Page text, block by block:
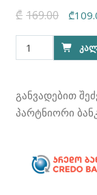
₾ 169.00
price
was:
₾
რაოდენობა:
ვაფლის
FRANKO
FWM-
განვადებით
პარტნიორი